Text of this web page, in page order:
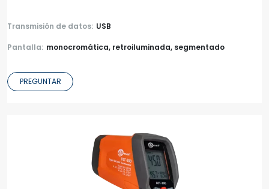
Transmisión de datos: USB
Pantalla: monocromática, retroiluminada, segmentado
PREGUNTAR